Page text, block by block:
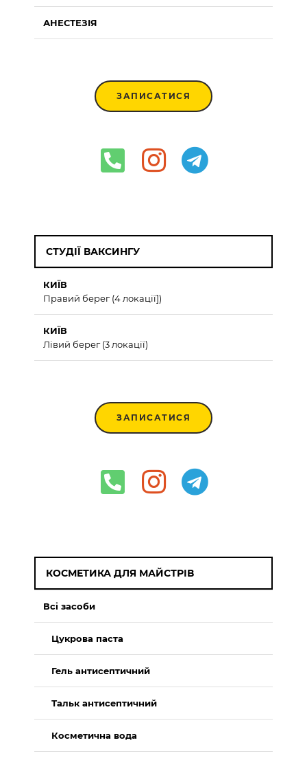
АНЕСТЕЗІЯ
ЗАПИСАТИСЯ
СТУДІЇ ВАКСИНГУ
КИЇВ
Правий берег (4 локації])
КИЇВ
Лівий берег (3 локації)
ЗАПИСАТИСЯ
КОСМЕТИКА ДЛЯ МАЙСТРІВ
Всі засоби
Цукрова паста
Гель антисептичний
Тальк антисептичний
Косметична вода